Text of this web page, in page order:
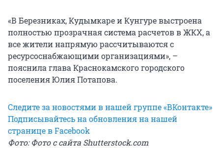
«В Березниках, Кудымкаре и Кунгуре выстроена
полностью прозрачная система расчетов в ЖКХ, а
все жители напрямую рассчитываются с
ресурсоснабжающими организациями», –
пояснила глава Краснокамского городского
поселения Юлия Потапова.
Следите за новостями в нашей группе «ВКонтакте»
Подписывайтесь на обновления на нашей
странице в Facebook
Фото: Фото с сайта Shutterstock.com